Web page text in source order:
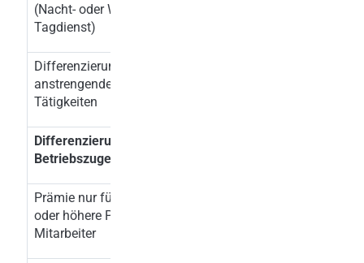
(Nacht- oder Wochenendarbeit vs
Tagdienst)
Differenzierung nach körperlich
anstrengenden oder gefährlichen
Tätigkeiten
Differenzierungen nach
Betriebszugehörigkeit
Prämie nur für langjährige Mitarbeiter
oder höhere Prämie für langjährige
Mitarbeiter